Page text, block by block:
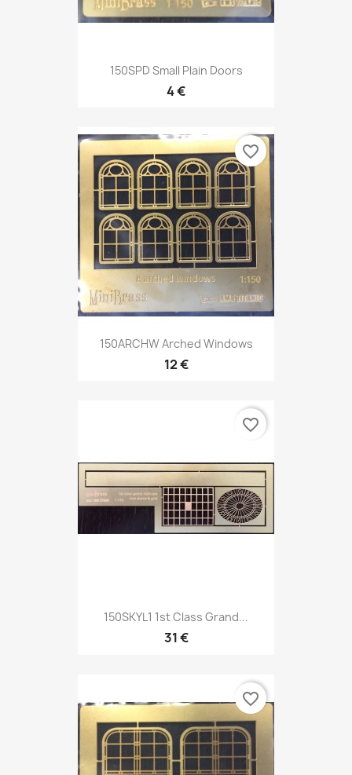
150SPD Small Plain Doors
4 €
150ARCHW Arched Windows
12 €
favorite_border
150SKYL1 1st Class Grand...
31 €
favorite_border
favorite_border